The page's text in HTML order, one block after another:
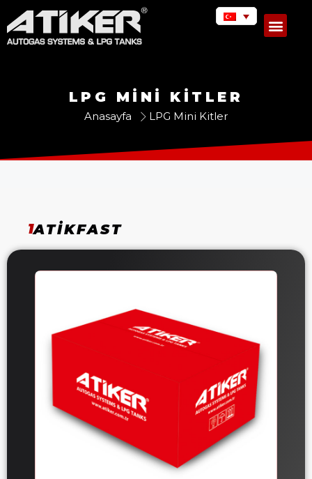
LPG MINI KITLER
Anasayfa LPG Mini Kitler
1ATİKFAST